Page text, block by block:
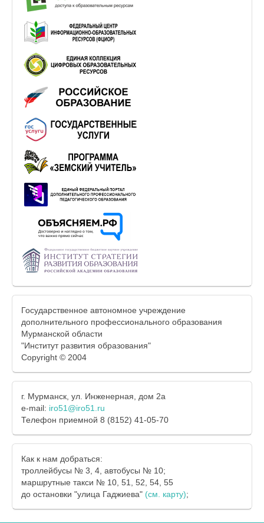
Государственное автономное учреждение
дополнительного профессионального образования
Мурманской области
"Институт развития образования"
Copyright © 2004
г. Мурманск, ул. Инженерная, дом 2а
e-mail: iro51@iro51.ru
Телефон приемной 8 (8152) 41-05-70
Как к нам добраться:
троллейбусы № 3, 4, автобусы № 10;
маршрутные такси № 10, 51, 52, 54, 55
до остановки "улица Гаджиева" (см. карту);